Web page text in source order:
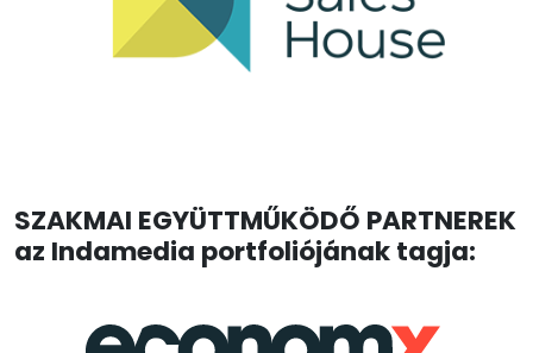
SZAKMAI EGYÜTTMŰKÖDŐ PARTNEREK
az Indamedia portfoliójának tagja: